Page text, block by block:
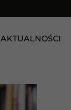
AKTUALNOŚCI